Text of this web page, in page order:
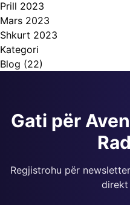
Prill 2023
Mars 2023
Shkurt 2023
Kategori
Blog (22)
Gati për
Regjistrohu për
direkt